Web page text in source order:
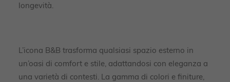
longevità.
L’icona B&B trasforma qualsiasi spazio esterno in
un’oasi di comfort e stile, adattandosi con eleganza a
una varietà di contesti. La gamma di colori e finiture,